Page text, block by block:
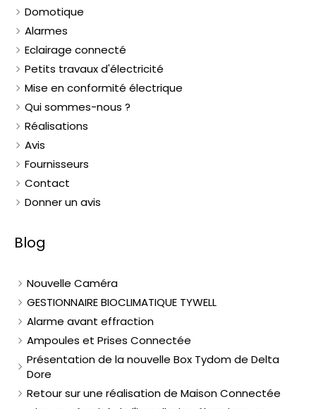
Domotique
Alarmes
Eclairage connecté
Petits travaux d'électricité
Mise en conformité électrique
Qui sommes-nous ?
Réalisations
Avis
Fournisseurs
Contact
Donner un avis
Blog
Nouvelle Caméra
GESTIONNAIRE BIOCLIMATIQUE TYWELL
Alarme avant effraction
Ampoules et Prises Connectée
Présentation de la nouvelle Box Tydom de Delta
Dore
Retour sur une réalisation de Maison Connectée